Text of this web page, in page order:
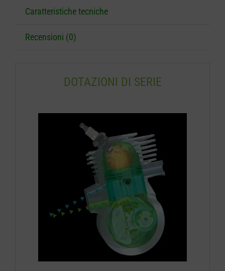
Caratteristiche tecniche
Recensioni (0)
DOTAZIONI DI SERIE